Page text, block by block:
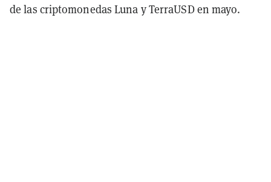
de las criptomonedas Luna y TerraUSD en mayo.